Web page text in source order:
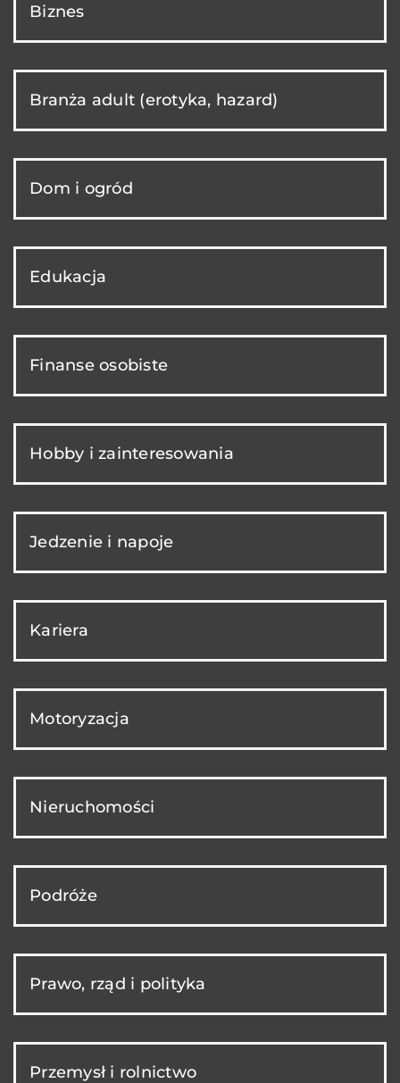
Biznes
Branża adult (erotyka, hazard)
Dom i ogród
Edukacja
Finanse osobiste
Hobby i zainteresowania
Jedzenie i napoje
Kariera
Motoryzacja
Nieruchomości
Podróże
Prawo, rząd i polityka
Przemysł i rolnictwo